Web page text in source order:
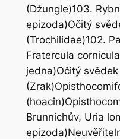
(Džungle)103.
epizoda)Očitý
(Trochilidae)102.
Fratercula
jedna)Očitý svědek
Brunnichův, Uria